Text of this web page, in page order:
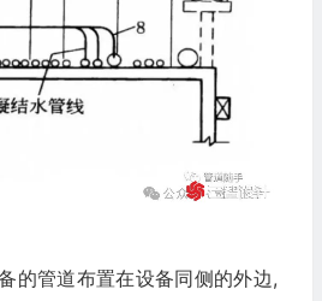
的管道布置在设备同侧的外边,